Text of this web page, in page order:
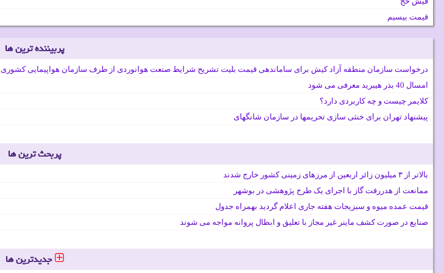
قیمت بیسیم
پربیننده ترین ها
درخواست سازمان منطقه آزاد کیش برای ساماندهی قیمت بلیت تشریح شرایط صنعت هوانوردی از طرف سازمان هواپیمایی کشوری
امسال 40 بذر هیبرید معرفی می شود
کلایمر چیست و چه کاربردی دارد؟
پیشنهاد تهران برای خنثی سازی تحریمها در سازمان شانگهای
پربحث ترین ها
بالاتر از ۳ میلیون زائر اربعین از مرزهای زمینی کشور خارج شدند
ممانعت از هدررفت گاز با اجرای یک طرح پژوهشی در بوشهر
قیمت عمده میوه و سبزیجات هفته جاری اعلام گردید بهمراه جدول
صنایع در صورت کشف ماینر غیر مجاز با تعلیق و ابطال پروانه مواجه می شوند
جدیدترین ها